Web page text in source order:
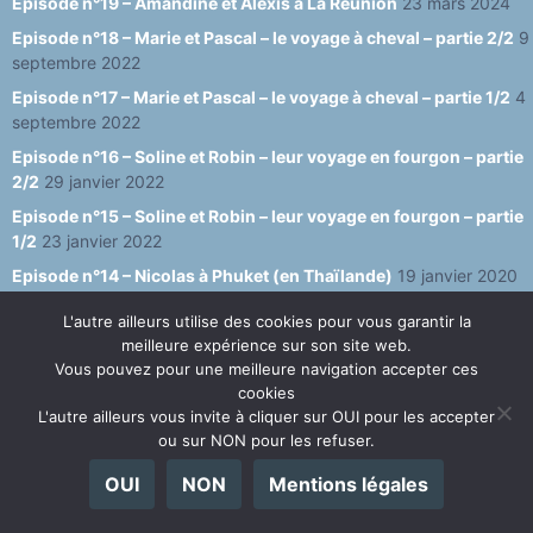
Episode n°18 – Marie et Pascal – le voyage à cheval – partie 2/2 9
septembre 2022
Episode n°17 – Marie et Pascal – le voyage à cheval – partie 1/2 4
septembre 2022
Episode n°16 – Soline et Robin – leur voyage en fourgon – partie
2/2 29 janvier 2022
Episode n°15 – Soline et Robin – leur voyage en fourgon – partie
1/2 23 janvier 2022
Episode n°14 – Nicolas à Phuket (en Thaïlande) 19 janvier 2020
Episode n°13 – Interview de Thierry Cazemage (2019)
19 janvier
Episode n°12 – Interview d’Oscar à Cali 25 janvier 2019
Episode n°11 – Interview de Vivien Heitz
Episode n°10 – Interview de Noémie de Berlin
Episode n°9 – Quelques jours en Tunisie [Tunisie]
L'autre ailleurs utilise des cookies pour vous garantir la
meilleure expérience sur son site web.
Vous pouvez pour une meilleure navigation accepter ces
cookies
L'autre ailleurs vous invite à cliquer sur OUI pour les accepter
ou sur NON pour les refuser.
OUI NON Mentions légales